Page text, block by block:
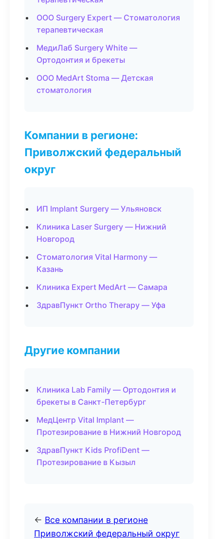
ООО Surgery Expert — Стоматология
терапевтическая
МедиЛаб Surgery White —
Ортодонтия и брекеты
ООО MedArt Stoma — Детская
стоматология
Компании в регионе:
Приволжский федеральный
округ
ИП Implant Surgery — Ульяновск
Клиника Laser Surgery — Нижний
Новгород
Стоматология Vital Harmony —
Казань
Клиника Expert MedArt — Самара
ЗдравПункт Ortho Therapy — Уфа
Другие компании
Клиника Lab Family — Ортодонтия и
брекеты в Санкт-Петербург
МедЦентр Vital Implant —
Протезирование в Нижний Новгород
ЗдравПункт Kids ProfiDent —
Протезирование в Кызыл
← Все компании в регионе
Приволжский федеральный округ